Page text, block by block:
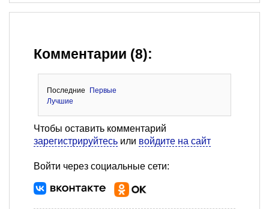
Комментарии (8):
Последние
Первые
Лучшие
Чтобы оставить комментарий
зарегистрируйтесь или войдите на сайт
Войти через социальные сети: